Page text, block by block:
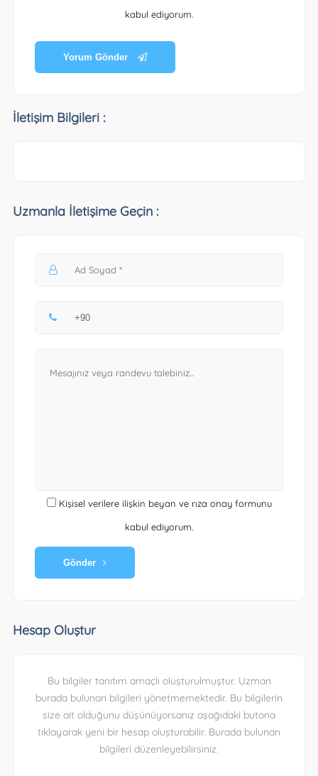
kabul ediyorum.
Yorum Gönder
İletişim Bilgileri :
Uzmanla İletişime Geçin :
Kişisel verilere ilişkin beyan ve rıza onay formunu
kabul ediyorum.
Gönder
Hesap Oluştur
Bu bilgiler tanıtım amaçlı oluşturulmuştur. Uzman
burada bulunan bilgileri yönetmemektedir. Bu bilgilerin
size ait olduğunu düşünüyorsanız aşağıdaki butona
tıklayarak yeni bir hesap oluşturabilir. Burada bulunan
bilgileri düzenleyebilirsiniz.